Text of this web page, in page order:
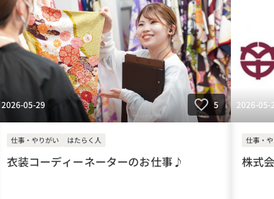
2026-05-29 5
仕事・やりがい はたらく人
衣装コーディーネーターのお仕事♪
2026-05-
仕事・
株式